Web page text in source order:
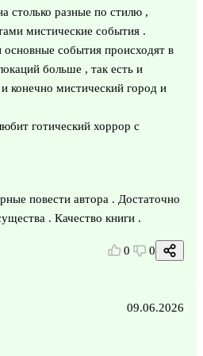
столько разные по стилю ,
мистические события .
события происходят в
больше , так есть и
конечно мистический город и
готический хоррор с
повести автора . Достаточно
. Качество книги .
0 0
09.06.2026